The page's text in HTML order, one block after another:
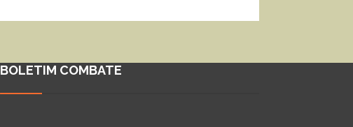
BOLETIM COMBATE